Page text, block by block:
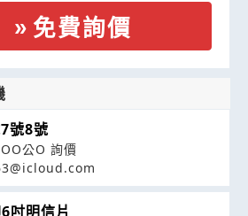
免費詢價
號8號
公O 詢價
吋明信片